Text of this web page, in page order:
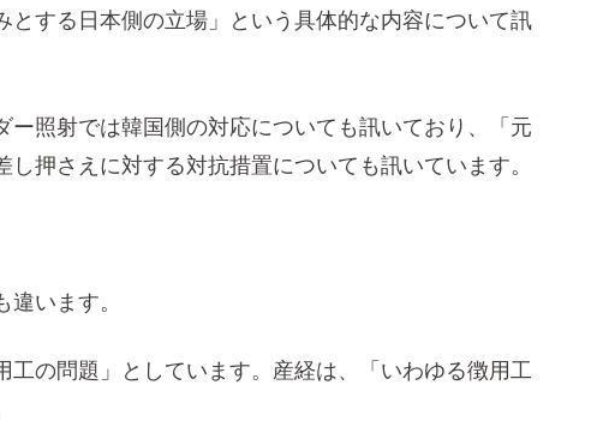
とする日本側の立場」という具体的な内容について訊
ー照射では韓国側の対応についても訊いており、「元
し押さえに対する対抗措置についても訊いています。
違います。
工の問題」としています。産経は、「いわゆる徴用工